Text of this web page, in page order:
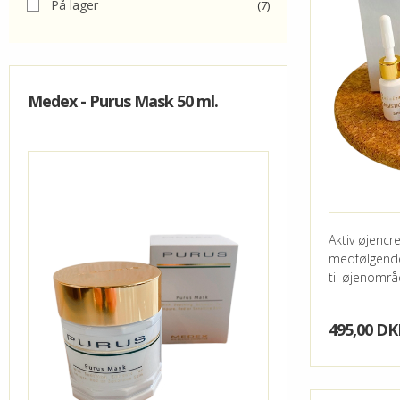
-SCRUB
EYE
ALLE
MEDEX -
MEDEX -
MEDEX -
MEDEX
CS DE
SOFTLY
På lager (7)
Medex - Purus Mask 50 ml.
Aktiv
til
495,00